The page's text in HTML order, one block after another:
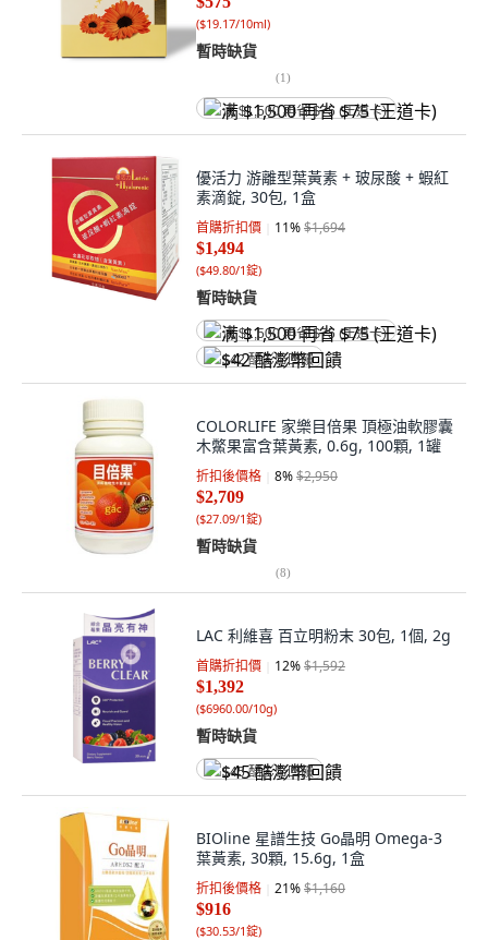
($19.17/10ml)
暫時缺貨
(1)
满 $1,500 再省 $75 (王道卡)
優活力 游離型葉黃素 + 玻尿酸 + 蝦紅
素滴錠, 30包, 1盒
首購折扣價 11%$1,694
$1,494
($49.80/1錠)
暫時缺貨
满 $1,500 再省 $75 (王道卡)
$42 酷澎幣回饋
COLORLIFE 家樂目倍果 頂極油軟膠囊
木鱉果富含葉黃素, 0.6g, 100顆, 1罐
折扣後價格 8%$2,950
$2,709
($27.09/1錠)
暫時缺貨
(8)
LAC 利維喜 百立明粉末 30包, 1個, 2g
首購折扣價 12%$1,592
$1,392
($6960.00/10g)
暫時缺貨
$45 酷澎幣回饋
BIOline 星譜生技 Go晶明 Omega-3
葉黃素, 30顆, 15.6g, 1盒
折扣後價格 21%$1,160
$916
($30.53/1錠)